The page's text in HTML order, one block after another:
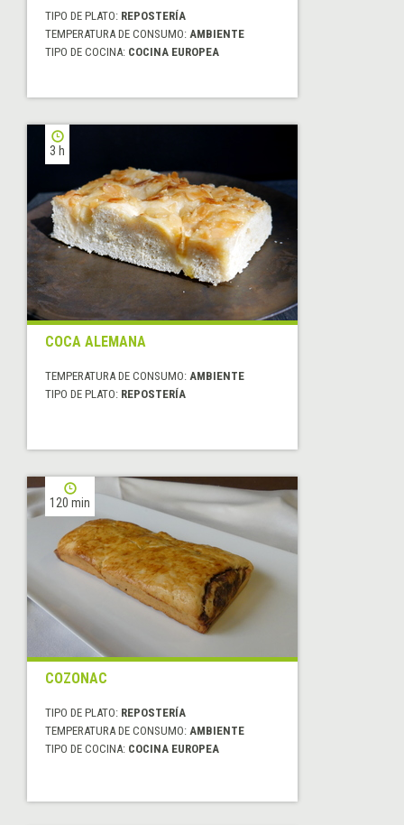
TIPO DE PLATO: REPOSTERÍA
TEMPERATURA DE CONSUMO: AMBIENTE
TIPO DE COCINA: COCINA EUROPEA
3 h
COCA ALEMANA
TEMPERATURA DE CONSUMO: AMBIENTE
TIPO DE PLATO: REPOSTERÍA
120 min
COZONAC
TIPO DE PLATO: REPOSTERÍA
TEMPERATURA DE CONSUMO: AMBIENTE
TIPO DE COCINA: COCINA EUROPEA